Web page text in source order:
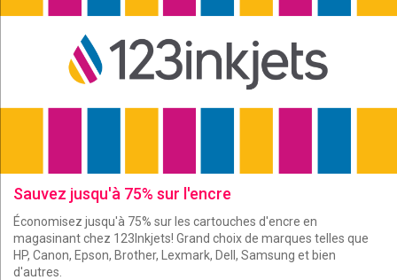
Sauvez jusqu'à 75% sur l'encre
Économisez jusqu'à 75% sur les cartouches d'encre en
magasinant chez 123Inkjets! Grand choix de marques telles que
HP, Canon, Epson, Brother, Lexmark, Dell, Samsung et bien
d'autres.